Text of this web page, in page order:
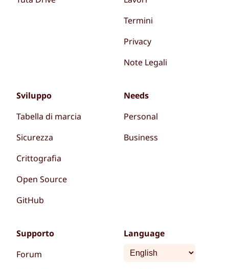
Termini
Privacy
Note Legali
Sviluppo
Tabella di marcia
Sicurezza
Crittografia
Open Source
GitHub
Needs
Personal
Business
Supporto
Forum
Language